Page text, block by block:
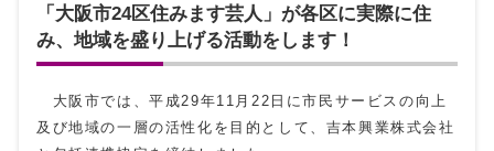
「大阪市24区住みます芸人」が各区に実際に住
み、地域を盛り上げる活動をします！
大阪市では、平成29年11月22日に市民サービスの向上
及び地域の一層の活性化を目的として、吉本興業株式会社